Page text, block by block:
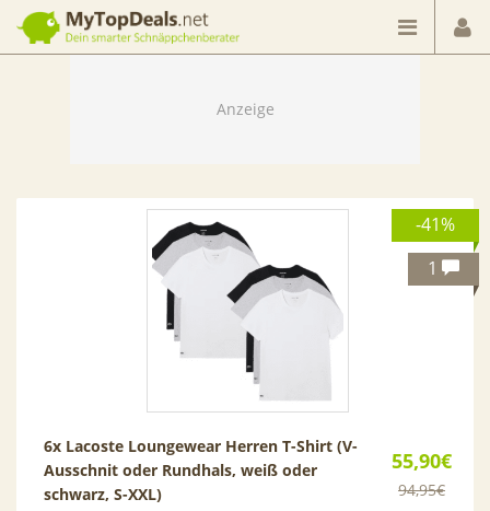
Dein smarter Schnäppchenberater
-41%
1
55,90€
94,95€
6x Lacoste Loungewear Herren T-Shirt (V-
Ausschnit oder Rundhals, weiß oder
schwarz, S-XXL)